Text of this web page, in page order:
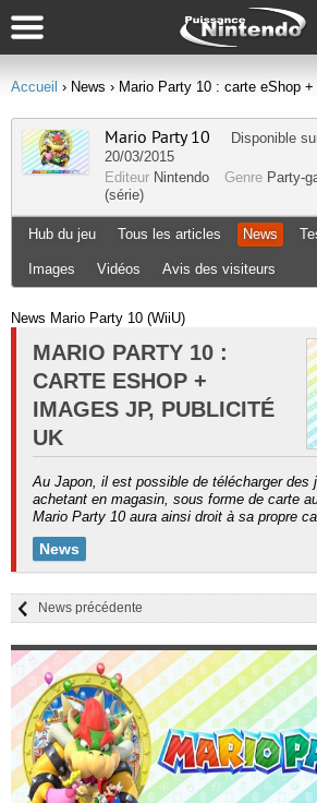
Accueil › News › Mario Party 10 : carte eShop
Mario Party 10 Disponible
20/03/2015
Editeur Nintendo Genre Party-
(série)
Hub du jeu Tous les articles News
Images Vidéos Avis des visiteurs
News Mario Party 10 (WiiU)
MARIO PARTY 10 :
CARTE ESHOP +
IMAGES JP, PUBLICITÉ
UK
Au Japon, il est possible de télécharger des
achetant en magasin, sous forme de carte
Mario Party 10 aura ainsi droit à sa propre
News
News précédente